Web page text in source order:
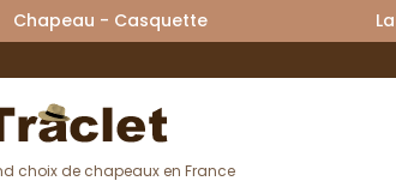
Chapeau - Casquette La
choix de chapeaux en France